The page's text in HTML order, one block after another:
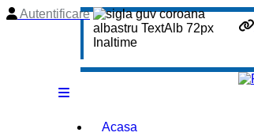
Autentificare
Acasa